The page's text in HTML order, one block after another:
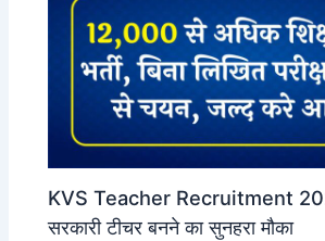
KVS Teacher Recruitment
सरकारी टीचर बनने का सुनहरा मौका